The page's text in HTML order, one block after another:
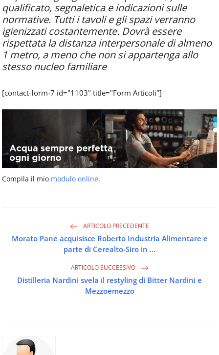
qualificato, segnaletica e indicazioni sulle
normative. Tutti i tavoli e gli spazi verranno
igienizzati costantemente. Dovrà essere
rispettata la distanza interpersonale di almeno
1 metro, a meno che non si appartenga allo
stesso nucleo familiare
[contact-form-7 id="1103" title="Form Articoli"]
Compila il mio modulo online.
ARTICOLO PRECEDENTE
Morato Pane acquisisce Roberto Industria Alimentare e
parte di Cerealto-Siro in ...
ARTICOLO SUCCESSIVO
Distilleria Nardini svela il restyling di Bitter Nardini e
Mezzoemezzo